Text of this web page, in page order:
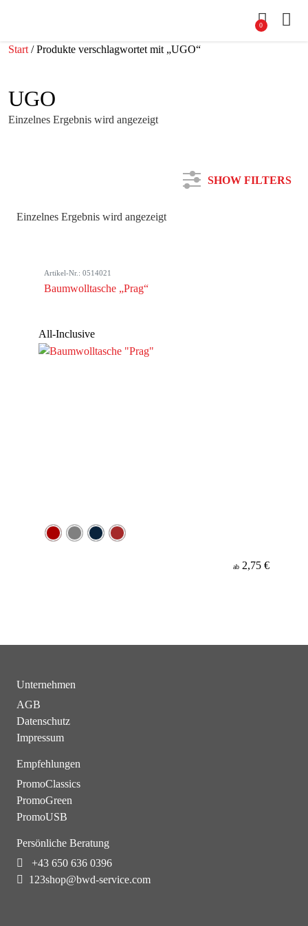
0
Start / Produkte verschlagwortet mit „UGO“
UGO
Einzelnes Ergebnis wird angezeigt
SHOW FILTERS
Farbe
Einzelnes Ergebnis wird angezeigt
Artikel-Nr.: 0514021
Baumwolltasche „Prag“
All-Inclusive
ab 2,75 €
Unternehmen
AGB
Datenschutz
Impressum
Empfehlungen
PromoClassics
PromoGreen
PromoUSB
Persönliche Beratung
+43 650 636 0396
123shop@bwd-service.com